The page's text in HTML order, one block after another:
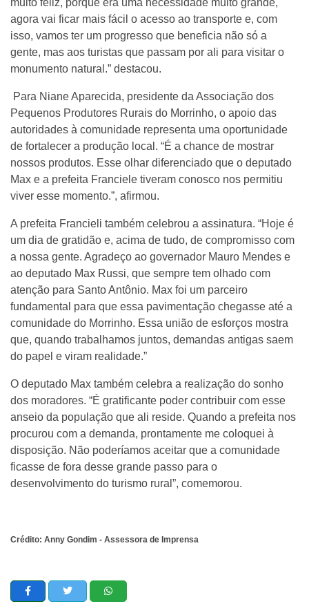
agora vai ficar mais fácil o acesso ao transporte e, com
isso, vamos ter um progresso que beneficia não só a
gente, mas aos turistas que passam por ali para visitar o
monumento natural.” destacou.
Para Niane Aparecida, presidente da Associação dos
Pequenos Produtores Rurais do Morrinho, o apoio das
autoridades à comunidade representa uma oportunidade
de fortalecer a produção local. “É a chance de mostrar
nossos produtos. Esse olhar diferenciado que o deputado
Max e a prefeita Franciele tiveram conosco nos permitiu
viver esse momento.”, afirmou.
A prefeita Francieli também celebrou a assinatura. “Hoje é
um dia de gratidão e, acima de tudo, de compromisso com
a nossa gente. Agradeço ao governador Mauro Mendes e
ao deputado Max Russi, que sempre tem olhado com
atenção para Santo Antônio. Max foi um parceiro
fundamental para que essa pavimentação chegasse até a
comunidade do Morrinho. Essa união de esforços mostra
que, quando trabalhamos juntos, demandas antigas saem
do papel e viram realidade.”
O deputado Max também celebra a realização do sonho
dos moradores. “É gratificante poder contribuir com esse
anseio da população que ali reside. Quando a prefeita nos
procurou com a demanda, prontamente me coloquei à
disposição. Não poderíamos aceitar que a comunidade
ficasse de fora desse grande passo para o
desenvolvimento do turismo rural”, comemorou.
Crédito: Anny Gondim - Assessora de Imprensa